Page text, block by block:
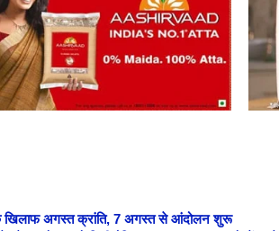
के खिलाफ अगस्त क्रांति, 7 अगस्त से आंदोलन शुरू